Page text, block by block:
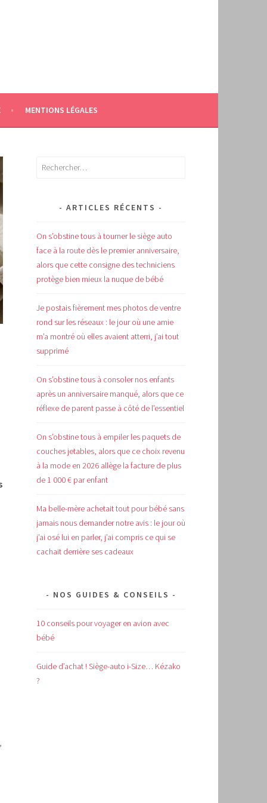
MENTIONS LÉGALES
Rechercher :
ARTICLES RÉCENTS
On s’obstine tous à tourner le siège auto
face à la route dès le premier anniversaire,
alors que cette consigne des techniciens
protège bien mieux la nuque de bébé
Je postais fièrement mes photos de ventre
rond sur les réseaux : le jour où une amie
m’a montré où elles avaient atterri, j’ai tout
supprimé
On s’obstine tous à consoler nos enfants
après un anniversaire manqué, alors que ce
réflexe de parent passe à côté de l’essentiel
On s’obstine tous à empiler les paquets de
couches jetables, alors que ce choix revenu
à la mode en 2026 allège la facture de plus
de 1 000 € par enfant
Ma belle-mère achetait tout pour bébé sans
jamais nous demander notre avis : le jour où
j’ai osé lui en parler, j’ai compris ce qui se
cachait derrière ses cadeaux
NOS GUIDES & CONSEILS
10 conseils pour voyager en avion avec
bébé
Guide d’achat ! Siège-auto i-Size… Kézako
?